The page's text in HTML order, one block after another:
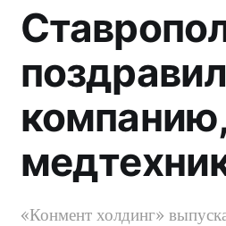
«Конмент холдинг»